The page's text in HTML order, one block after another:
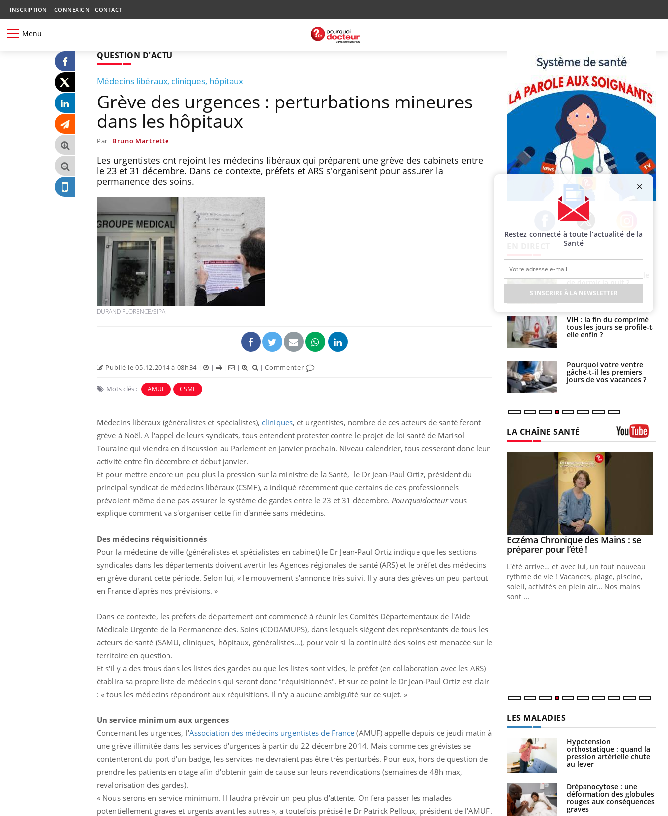
INSCRIPTION CONNEXION CONTACT
Menu
QUESTION D'ACTU
Médecins libéraux, cliniques, hôpitaux
Grève des urgences : perturbations mineures
dans les hôpitaux
Par Bruno Martrette
Les urgentistes ont rejoint les médecins libéraux qui préparent une grève des cabinets entre
le 23 et 31 décembre. Dans ce contexte, préfets et ARS s'organisent pour assurer la
permanence des soins.
DURAND FLORENCE/SIPA
Publié le 05.12.2014 à 08h34 | | | | |Commenter
Mots clés : AMUF CSMF
Médecins libéraux (généralistes et spécialistes), cliniques, et urgentistes, nombre de ces acteurs de santé feront
grève à Noël. A l'appel de leurs syndicats, tous entendent protester contre le projet de loi santé de Marisol
Touraine qui viendra en discussion au Parlement en janvier prochain. Niveau calendrier, tous cesseront donc leur
activité entre fin décembre et début janvier.
Et pour mettre encore un peu plus la pression sur la ministre de la Santé, le Dr Jean-Paul Ortiz, président du
principal syndicat de médecins libéraux (CSMF), a indiqué récemment que certains de ces professionnels
prévoient même de ne pas assurer le système de gardes entre le 23 et 31 décembre. Pourquoidocteurvous
explique comment va s'organiser cette fin d'année sans médecins.
Des médecins réquisitionnés
Pour la médecine de ville (généralistes et spécialistes en cabinet) le Dr Jean-Paul Ortiz indique que les sections
syndicales dans les départements doivent avertir les Agences régionales de santé (ARS) et le préfet des médecins
en grève durant cette période. Selon lui, « le mouvement s'annonce très suivi. Il y aura des grèves un peu partout
en France d'après nos prévisions. »
Dans ce contexte, les préfets de département ont commencé à réunir les Comités Départementaux de l'Aide
Médicale Urgente de la Permanence des. Soins (CODAMUPS), dans lesquels siègent des représentants de tous les
acteurs de santé (SAMU, cliniques, hôpitaux, généralistes...), pour voir si la continuité des soins est menacée sur le
territoire en question.
Et s'il y a des trous dans les listes des gardes ou que les listes sont vides, le préfet (en collaboration avec les ARS)
établira sa propre liste de médecins qui seront donc "réquisitionnés". Et sur ce point le Dr Jean-Paul Ortiz est clair
: « tous les médecins répondront aux réquisitions. Il n'y a aucune ambiguïté sur ce sujet. »
Un service minimum aux urgences
Concernant les urgences, l'Association des médecins urgentistes de France (AMUF) appelle depuis ce jeudi matin à
une grève illimitée dans les services d'urgences à partir du 22 décembre 2014. Mais comme ces grévistes se
contenteront du port d'un badge, les services ne devraient pas être très perturbés. Pour eux, hors de question de
prendre les patients en otage afin d'obtenir gain de cause sur leurs revendications (semaines de 48h max,
revalorisation des gardes).
« Nous serons en service minimum. Il faudra prévoir un peu plus d'attente. On fera passer les malades
potentiellement graves et urgents avant les autres », a toutefois précisé le Dr Patrick Pelloux, président de l'AMUF.
Facebook Twitter Instagram
Hantavirus : un cas
détecté chez un touriste
en France
Grossesse à risque : ce jus
naturel attire l'attention
empiète de plus en plus
sur nos soirées
Cancer colorectal : une
stratégie simple aurait
de dormir la nuit ?
VIH : la fin du comprimé
tous les jours se profile-t-
elle enfin ?
Pourquoi votre ventre
gâche-t-il les premiers
jours de vos vacances ?
LA CHAÎNE SANTÉ
Eczéma Chronique des Mains :
expliquer ma maladieYoutube
Il y a des sujets qui sont faciles à aborder...
d'autres non ! D'un côté, poser des
questions sur la maladie d'un proche c'est
prévenirYoutube
Fatigue, irritabilité, brouillard mental ou
même alopécie… Les symptômes de la
...
osait en parler??Youtube
En 2026, l'insuline dans le diabète de type 2
reste entourée d'idées reçues chez les
Youtube
Eczéma Chronique des Mains : se
préparer pour l’été !Youtube
L'été arrive… et avec lui, un tout nouveau
rythme de vie ! Vacances, plage, piscine,
soleil, activités en plein air… Nos mains
sont ...
LES MALADIES
Hypotension
orthostatique : quand la
pression artérielle chute
au lever
Drépanocytose : une
déformation des globules
rouges aux conséquences
graves
Restez connecté à toute l’actualité de la
Santé
S'INSCRIRE À LA NEWSLETTER